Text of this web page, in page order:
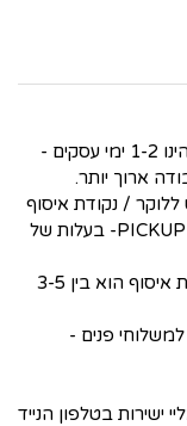
1. זמן עיבוד ההזמנה לכלל הפריטים בחנות הינו 1-2 ימי עסקים -
ארוך יותר.
/ נקודת איסוף
לבחירת הלקוח באמצעות חברת המשלוחים PICKUP- בעלות של
זמן אספקת המוצרים במשלוח ללוקר / נקודת איסוף הוא בין 3-5
פנים -
ישירות בטלפון הנייד